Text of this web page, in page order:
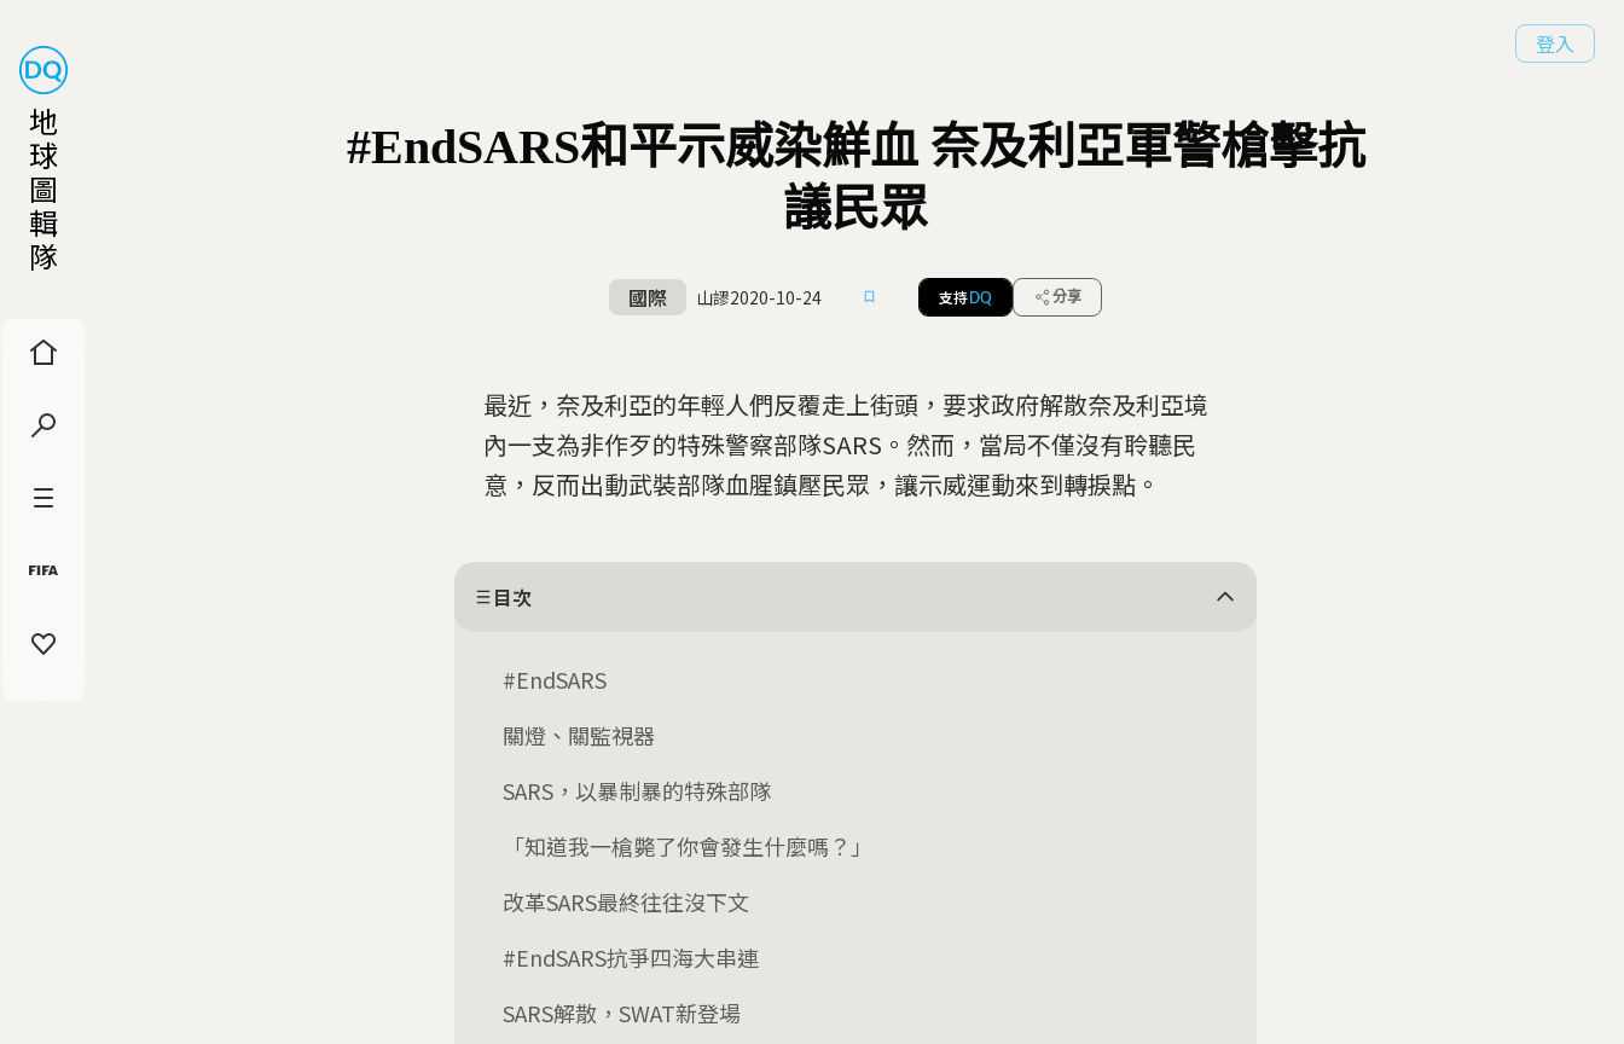
地
球
圖
輯
隊
登入
#EndSARS和平示威染鮮血 奈及利亞軍警槍擊抗
議民眾
國際 山謬2020-10-24 支持 DQ 分享
最近，奈及利亞的年輕人們反覆走上街頭，要求政府解散奈及利亞境
內一支為非作歹的特殊警察部隊SARS。然而，當局不僅沒有聆聽民
意，反而出動武裝部隊血腥鎮壓民眾，讓示威運動來到轉捩點。
目次
#EndSARS
關燈、關監視器
SARS，以暴制暴的特殊部隊
「知道我一槍斃了你會發生什麼嗎？」
改革SARS最終往往沒下文
#EndSARS抗爭四海大串連
SARS解散，SWAT新登場